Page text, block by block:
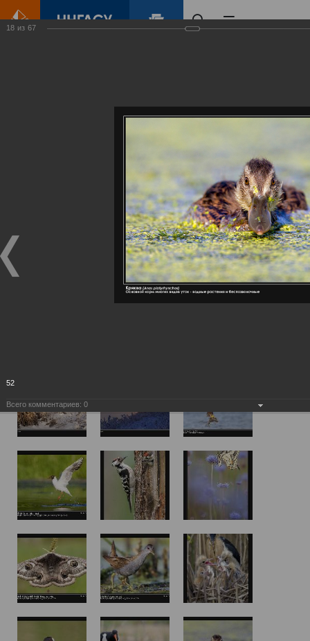
Фотогалерея
18 из 67
52
Всего комментариев: 0